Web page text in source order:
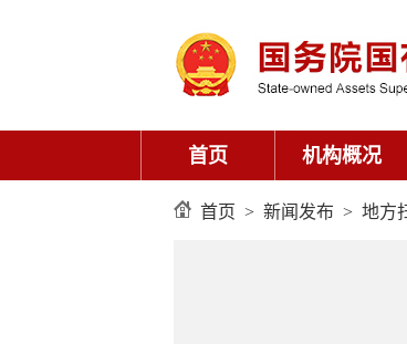
首页 机构概况
首页 > 新闻发布 > 地方